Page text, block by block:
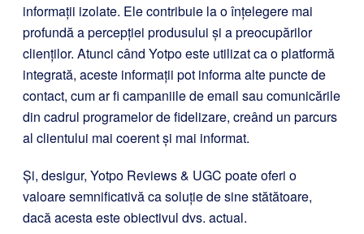
informații izolate. Ele contribuie la o înțelegere mai
profundă a percepției produsului și a preocupărilor
clienților. Atunci când Yotpo este utilizat ca o platformă
integrată, aceste informații pot informa alte puncte de
contact, cum ar fi campaniile de email sau comunicările
din cadrul programelor de fidelizare, creând un parcurs
al clientului mai coerent și mai informat.
Și, desigur, Yotpo Reviews & UGC poate oferi o
valoare semnificativă ca soluție de sine stătătoare,
dacă acesta este obiectivul dvs. actual.